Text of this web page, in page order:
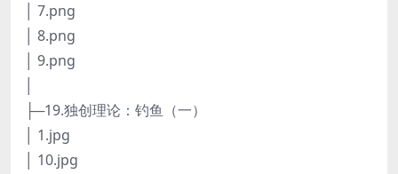
│ 7.png
│ 8.png
│ 9.png
├─19.独创理论：钓鱼（一）
│ 1.jpg
│ 10.jpg